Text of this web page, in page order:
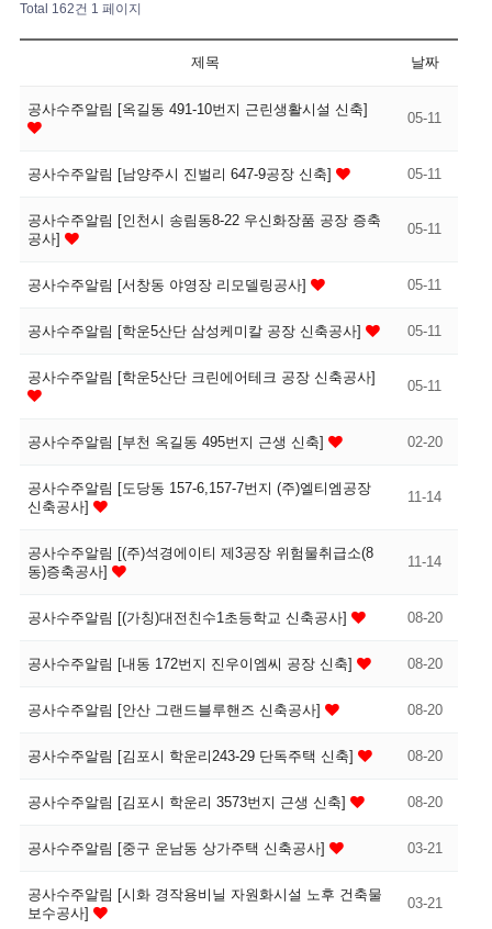
Total 162건 1 페이지
제목 날짜
공사수주알림 [옥길동 491-10번지 근린생활시설 신축]
05-11
공사수주알림 [남양주시 진벌리 647-9공장 신축] 05-11
공사수주알림 [인천시 송림동8-22 우신화장품 공장 증축
공사]
05-11
공사수주알림 [서창동 야영장 리모델링공사] 05-11
공사수주알림 [학운5산단 삼성케미칼 공장 신축공사] 05-11
공사수주알림 [학운5산단 크린에어테크 공장 신축공사]
05-11
공사수주알림 [부천 옥길동 495번지 근생 신축] 02-20
공사수주알림 [도당동 157-6,157-7번지 (주)엘티엠공장
신축공사]
11-14
공사수주알림 [(주)석경에이티 제3공장 위험물취급소(8
동)증축공사]
11-14
공사수주알림 [(가칭)대전친수1초등학교 신축공사] 08-20
공사수주알림 [내동 172번지 진우이엠씨 공장 신축] 08-20
공사수주알림 [안산 그랜드블루핸즈 신축공사] 08-20
공사수주알림 [김포시 학운리243-29 단독주택 신축] 08-20
공사수주알림 [김포시 학운리 3573번지 근생 신축] 08-20
공사수주알림 [중구 운남동 상가주택 신축공사] 03-21
공사수주알림 [시화 경작용비닐 자원화시설 노후 건축물
보수공사]
03-21